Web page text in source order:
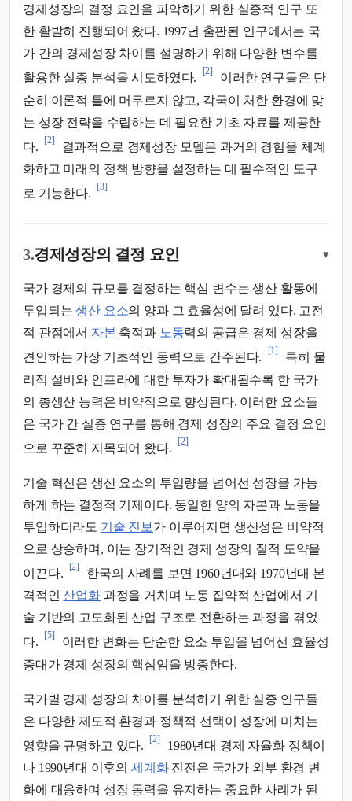
경제성장의 결정 요인을 파악하기 위한 실증적 연구 또
한 활발히 진행되어 왔다. 1997년 출판된 연구에서는 국
가 간의 경제성장 차이를 설명하기 위해 다양한 변수를
활용한 실증 분석을 시도하였다.
[2]
이러한 연구들은 단
순히 이론적 틀에 머무르지 않고, 각국이 처한 환경에 맞
는 성장 전략을 수립하는 데 필요한 기초 자료를 제공한
다.
[2]
결과적으로 경제성장 모델은 과거의 경험을 체계
화하고 미래의 정책 방향을 설정하는 데 필수적인 도구
로 기능한다.
[3]
3.경제성장의 결정 요인 ▾
국가 경제의 규모를 결정하는 핵심 변수는 생산 활동에
투입되는생산 요소의 양과 그 효율성에 달려 있다. 고전
적 관점에서 자본 축적과 노동력의 공급은 경제 성장을
견인하는 가장 기초적인 동력으로 간주된다.
[1]
특히 물
리적 설비와 인프라에 대한 투자가 확대될수록 한 국가
의 총생산 능력은 비약적으로 향상된다. 이러한 요소들
은 국가 간 실증 연구를 통해 경제 성장의 주요 결정 요인
으로 꾸준히 지목되어 왔다.
[2]
기술 혁신은 생산 요소의 투입량을 넘어선 성장을 가능
하게 하는 결정적 기제이다. 동일한 양의 자본과 노동을
투입하더라도 기술 진보 가 이루어지면 생산성은 비약적
으로 상승하며, 이는 장기적인 경제 성장의 질적 도약을
이끈다.
[2]
한국의 사례를 보면 1960년대와 1970년대 본
격적인산업화과정을 거치며 노동 집약적 산업에서 기
술 기반의 고도화된 산업 구조로 전환하는 과정을 겪었
다.
[5]
이러한 변화는 단순한 요소 투입을 넘어선 효율성
증대가 경제 성장의 핵심임을 방증한다.
국가별 경제 성장의 차이를 분석하기 위한 실증 연구들
은 다양한 제도적 환경과 정책적 선택이 성장에 미치는
영향을 규명하고 있다.
[2]
1980년대 경제 자율화 정책이
나 1990년대 이후의 세계화진전은 국가가 외부 환경 변
화에 대응하며 성장 동력을 유지하는 중요한 사례가 된